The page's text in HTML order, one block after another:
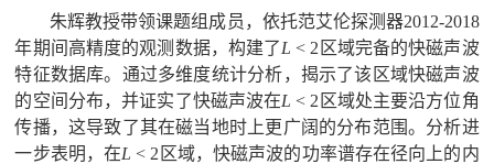
朱辉教授带领课题组成员，依托范艾伦探测器2012-2018
年期间高精度的观测数据，构建了L < 2 区域完备的快磁声波
特征数据库。通过多维度统计分析，揭示了该区域快磁声波
的空间分布，并证实了快磁声波在L < 2 区域处主要沿方位角
传播，这导致了其在磁当地时上更广阔的分布范围。分析进
一步表明，在L < 2 区域，快磁声波的功率谱存在径向上的内